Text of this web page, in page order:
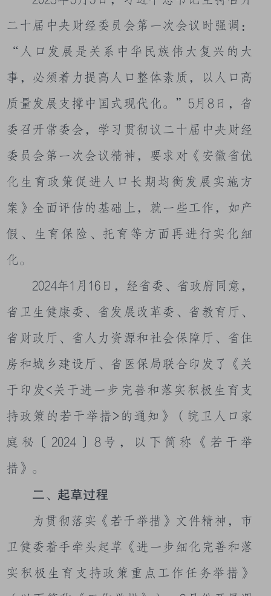
二十届中央财经委员会第一次会议时强调：
“人口发展是关系中华民族伟大复兴的大
事，必须着力提高人口整体素质，以人口高
质量发展支撑中国式现代化。” 5月 8日，省
委召开常委会，学习贯彻议二十届中央财经
委员会第一次会议精神，要求对《安徽省优
化生育政策促进人口长期均衡发展实施方
案》全面评估的基础上，就一些工作，如产
假、生育保险、托育等方面再进行实化细
化。
2024年1 月 16日，经省委、省政府同意，
省卫生健康委、省发展改革委、省教育厅、
省财政厅、省人力资源和社会保障厅、省住
房和城乡建设厅、省医保局联合印发了《关
于印发 <关于进一步完善和落实积极生育支
持政策的若干举措> 的通知》（皖卫人口家
庭秘〔 2024 〕 8号，以下简称《若干举
措》。
二 、 起草过程
为贯彻落实《若干举措》文件精神，市
卫健委着手牵头起草《进一步细化完善和落
实积极生育支持政策重点工作任务举措》